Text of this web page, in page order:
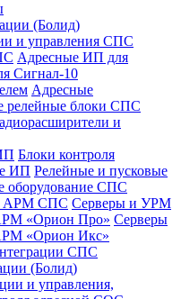
(Болид)
и управления СПС
Адресные ИП для
Сигнал-10
Адресные
релейные блоки СПС
и
Блоки контроля
ИП Релейные и пусковые
оборудование СПС
и АРМ СПС Серверы и УРМ
«Орион Про» Серверы
«Орион Икс»
СПС
(Болид)
и управления,